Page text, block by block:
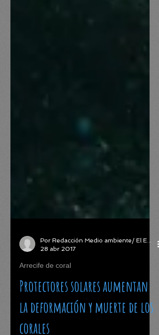
28 abr 2017
Arrecife de coral
Protectores solares aumentan
la deformación y muerte de los